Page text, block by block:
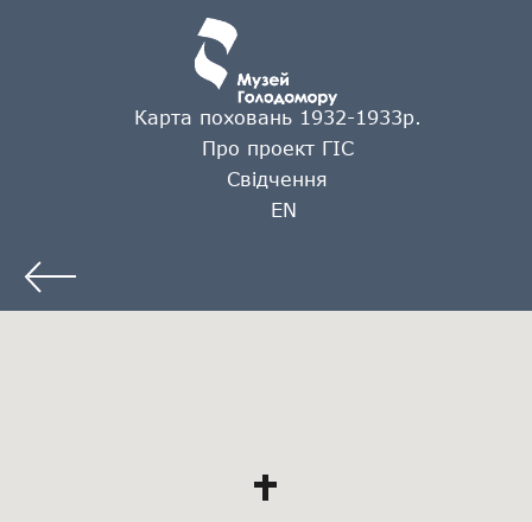
Карта поховань 1932-1933р.
Про проект ГІС
Свідчення
EN